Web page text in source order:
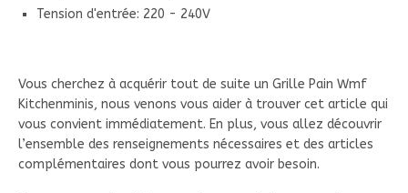
Tension d'entrée: 220 - 240V
Vous cherchez à acquérir tout de suite un Grille Pain Wmf
Kitchenminis, nous venons vous aider à trouver cet article qui
vous convient immédiatement. En plus, vous allez découvrir
l’ensemble des renseignements nécessaires et des articles
complémentaires dont vous pourrez avoir besoin.